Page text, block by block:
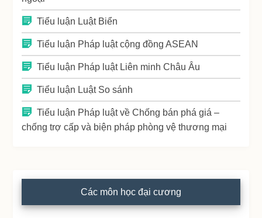
Tiểu luận Luật Biển
Tiểu luận Pháp luật cộng đồng ASEAN
Tiểu luận Pháp luật Liên minh Châu Âu
Tiểu luận Luật So sánh
Tiểu luận Pháp luật về Chống bán phá giá –
chống trợ cấp và biện pháp phòng vệ thương mại
Các môn học đại cương